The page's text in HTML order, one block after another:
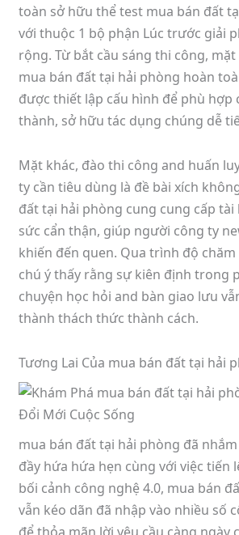
toàn sở hữu thể test mua bán đất
với thuộc 1 bộ phận Lúc trước giải
rộng. Từ bắt cầu sáng thi công,
mua bán đất tại hải phòng hoàn
được thiết lập cấu hình để phù hợp
thành, sở hữu tác dụng chúng dễ
Mặt khác, đào thi công and huấn
ty cần tiêu dùng là đề bài xích
đất tại hải phòng cung cung cấp tài
sức cẩn thận, giúp người công ty
khiến đến quen. Qua trình độ
chú ý thấy rằng sự kiên định trong
chuyện học hỏi and bàn giao lưu
thành thách thức thành cách.
Tương Lai Của mua bán đất tại hải
mua bán đất tại hải phòng đã
đầy hứa hứa hẹn cùng với việc tiến
bối cảnh công nghệ 4.0, mua bán
vẫn kéo dãn đã nhập vào nhiều số